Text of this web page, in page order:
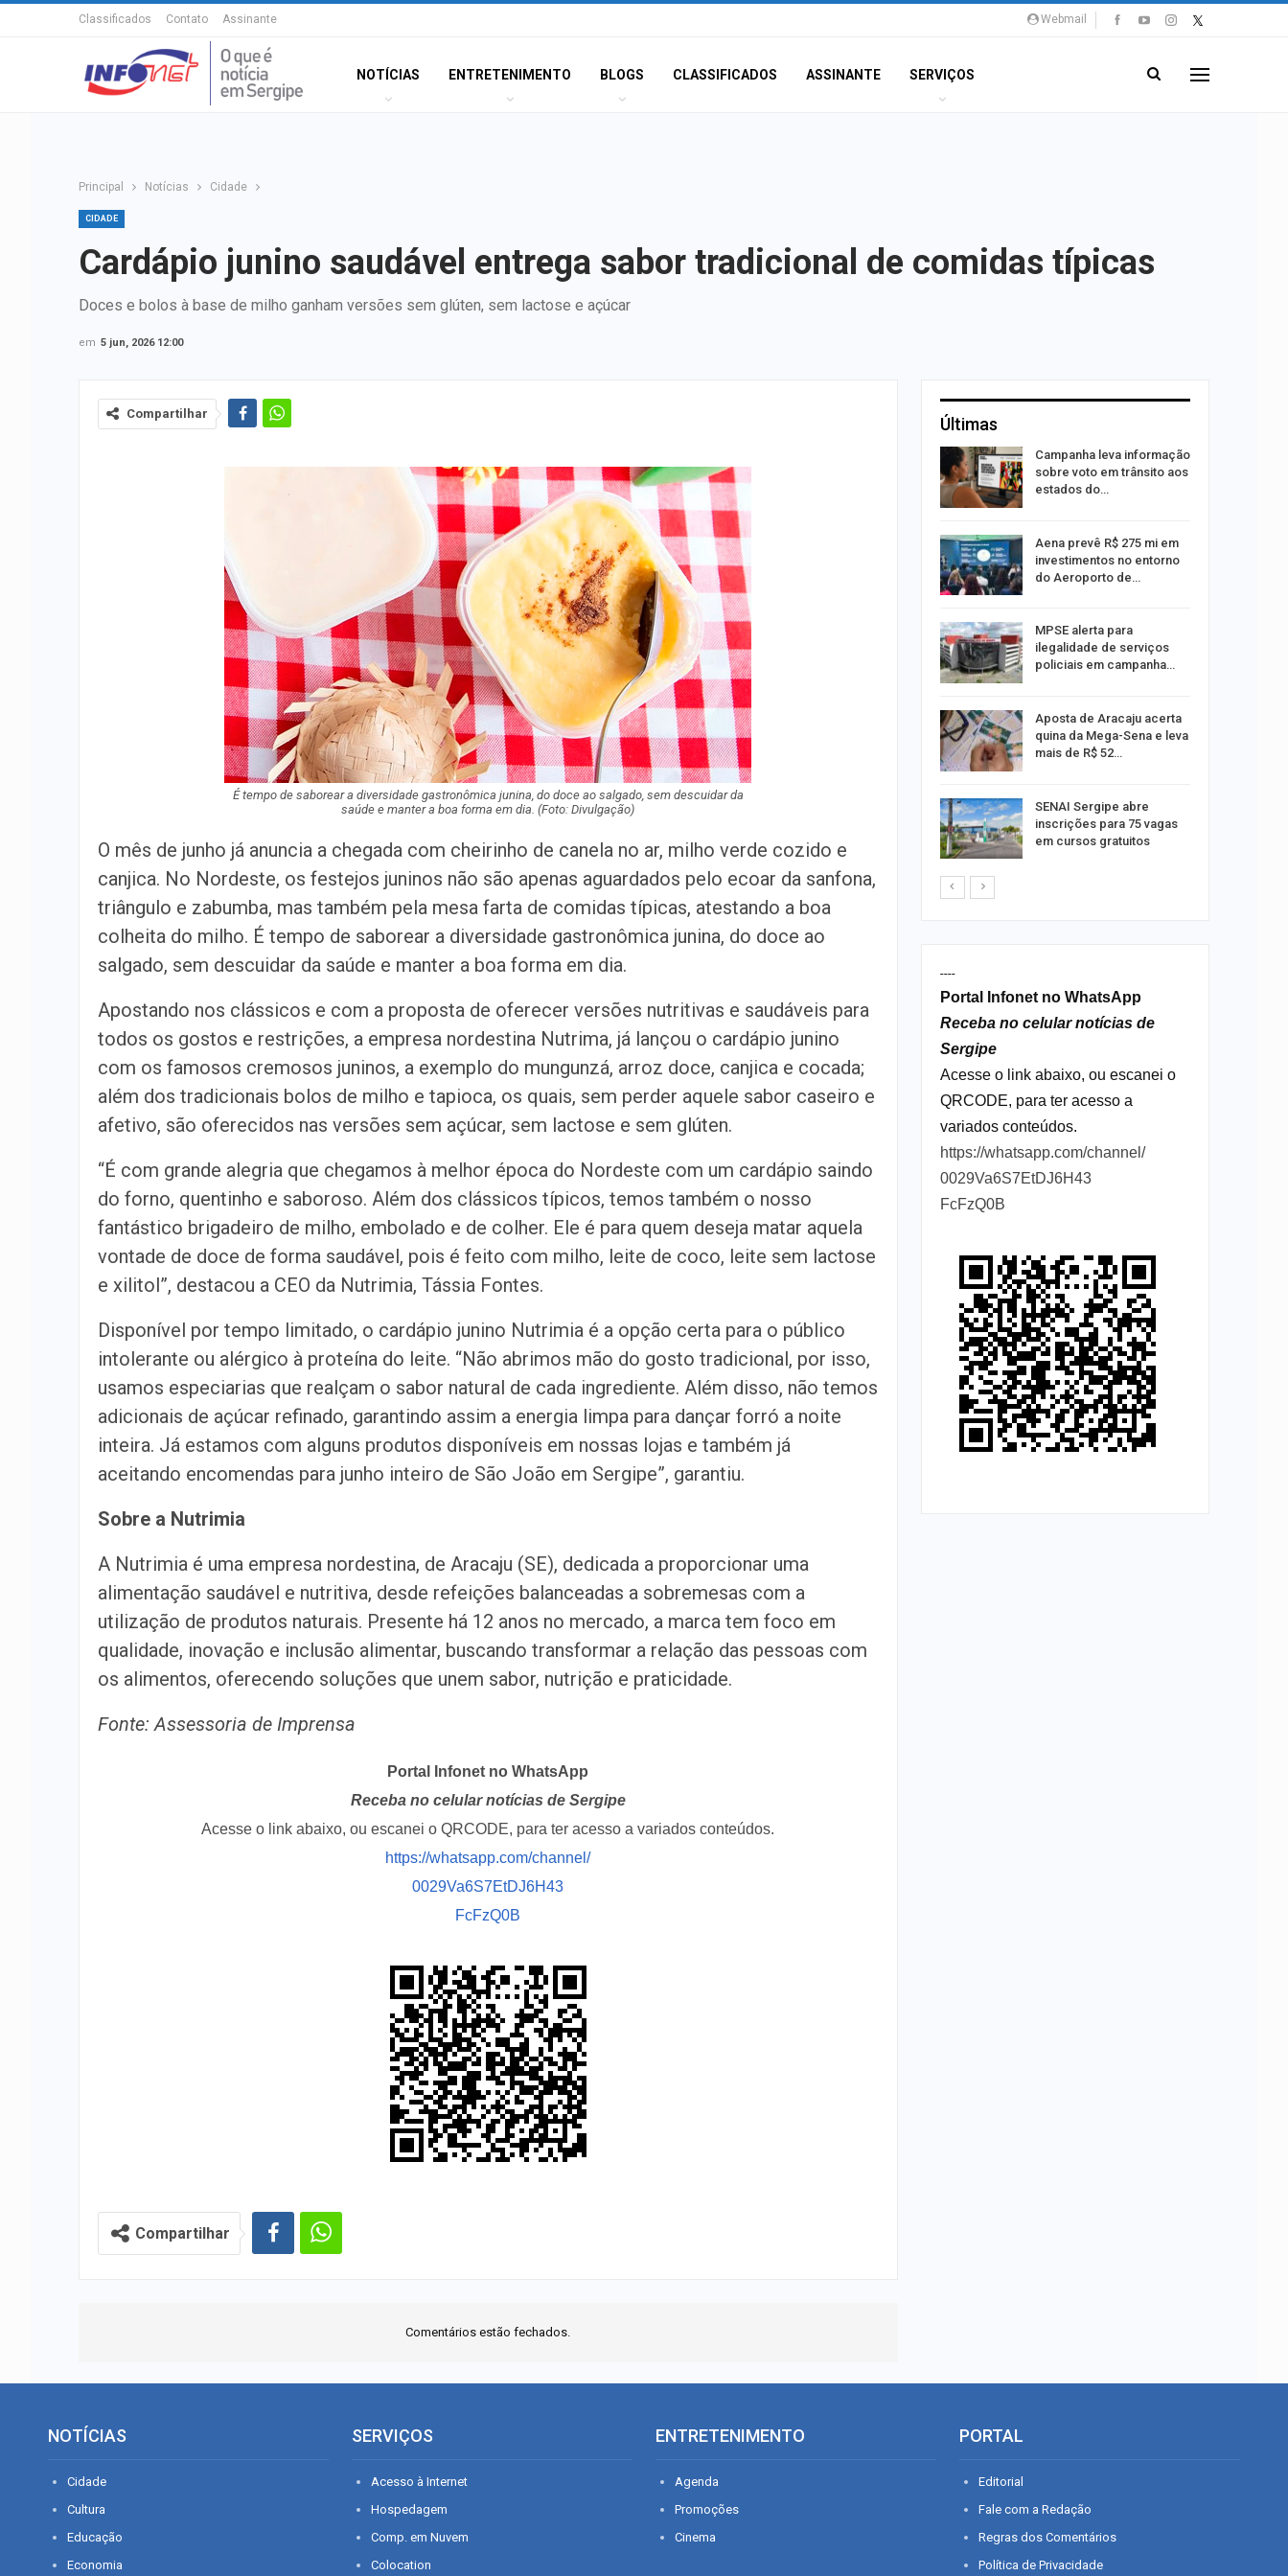
Webmail
Classificados Contato Assinante
NOTÍCIAS ENTRETENIMENTO BLOGS CLASSIFICADOS ASSINANTE SERVIÇOS
Principal Notícias Cidade
CIDADE
Cardápio junino saudável entrega sabor tradicional de comidas típicas
Doces e bolos à base de milho ganham versões sem glúten, sem lactose e açúcar
em 5 jun, 2026 12:00
Compartilhar
É tempo de saborear a diversidade gastronômica junina, do doce ao salgado, sem descuidar da
saúde e manter a boa forma em dia. (Foto: Divulgação)
O mês de junho já anuncia a chegada com cheirinho de canela no ar, milho verde cozido e
canjica. No Nordeste, os festejos juninos não são apenas aguardados pelo ecoar da sanfona,
triângulo e zabumba, mas também pela mesa farta de comidas típicas, atestando a boa
colheita do milho. É tempo de saborear a diversidade gastronômica junina, do doce ao
salgado, sem descuidar da saúde e manter a boa forma em dia.
Apostando nos clássicos e com a proposta de oferecer versões nutritivas e saudáveis para
todos os gostos e restrições, a empresa nordestina Nutrima, já lançou o cardápio junino
com os famosos cremosos juninos, a exemplo do mungunzá, arroz doce, canjica e cocada;
além dos tradicionais bolos de milho e tapioca, os quais, sem perder aquele sabor caseiro e
afetivo, são oferecidos nas versões sem açúcar, sem lactose e sem glúten.
“É com grande alegria que chegamos à melhor época do Nordeste com um cardápio saindo
do forno, quentinho e saboroso. Além dos clássicos típicos, temos também o nosso
fantástico brigadeiro de milho, embolado e de colher. Ele é para quem deseja matar aquela
vontade de doce de forma saudável, pois é feito com milho, leite de coco, leite sem lactose
e xilitol”, destacou a CEO da Nutrimia, Tássia Fontes.
Disponível por tempo limitado, o cardápio junino Nutrimia é a opção certa para o público
intolerante ou alérgico à proteína do leite. “Não abrimos mão do gosto tradicional, por isso,
usamos especiarias que realçam o sabor natural de cada ingrediente. Além disso, não temos
adicionais de açúcar refinado, garantindo assim a energia limpa para dançar forró a noite
inteira. Já estamos com alguns produtos disponíveis em nossas lojas e também já
aceitando encomendas para junho inteiro de São João em Sergipe”, garantiu.
Sobre a Nutrimia
A Nutrimia é uma empresa nordestina, de Aracaju (SE), dedicada a proporcionar uma
alimentação saudável e nutritiva, desde refeições balanceadas a sobremesas com a
utilização de produtos naturais. Presente há 12 anos no mercado, a marca tem foco em
qualidade, inovação e inclusão alimentar, buscando transformar a relação das pessoas com
os alimentos, oferecendo soluções que unem sabor, nutrição e praticidade.
Fonte: Assessoria de Imprensa
Portal Infonet no WhatsApp
Receba no celular notícias de Sergipe
Acesse o link abaixo, ou escanei o QRCODE, para ter acesso a variados conteúdos.
https://whatsapp.com/channel/
0029Va6S7EtDJ6H43
FcFzQ0B
Compartilhar
Comentários estão fechados.
Últimas
violência doméstica
Campanha leva informação
sobre voto em trânsito aos
estados do…
Aena prevê R$ 275 mi em
investimentos no entorno
do Aeroporto de…
MPSE alerta para
ilegalidade de serviços
policiais em campanha…
Aposta de Aracaju acerta
quina da Mega-Sena e leva
mais de R$ 52…
SENAI Sergipe abre
inscrições para 75 vagas
em cursos gratuitos
----
Portal Infonet no WhatsApp
Receba no celular notícias de
Sergipe
Acesse o link abaixo, ou escanei o
QRCODE, para ter acesso a
variados conteúdos.
https://whatsapp.com/channel/
0029Va6S7EtDJ6H43
FcFzQ0B
NOTÍCIAS
Cidade
Cultura
Educação
Economia
SERVIÇOS
Acesso à Internet
Hospedagem
Comp. em Nuvem
Colocation
ENTRETENIMENTO
Agenda
Promoções
Cinema
PORTAL
Editorial
Fale com a Redação
Regras dos Comentários
Política de Privacidade